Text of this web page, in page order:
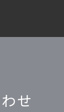
せ